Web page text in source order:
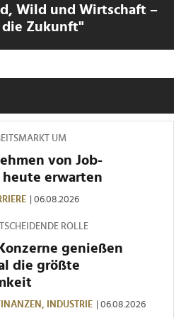
Wild und Wirtschaft –
Zukunft"
UM
von Job-
heute erwarten
| 06.08.2026
ROLLE
genießen
die größte
INDUSTRIE | 06.08.2026